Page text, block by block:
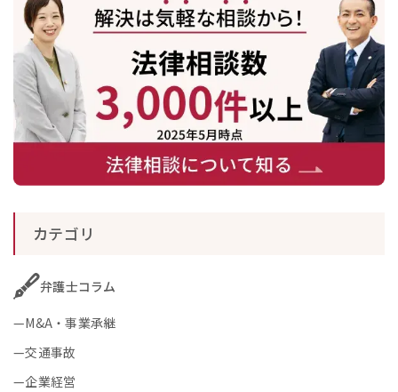
報に記録が残ります。この期間中は、新規のクレジットカ
ード発行やローンの利用が制限されます。
りません。生活に必要な最低限の財産（例えば、家財道具
や生活必需品など）は手元に残すことができます。また、
特定の条件を満たせば、自宅や車を維持できる場合もあり
ます。
カテゴリ
弁護士コラム
M&A・事業承継
交通事故
企業経営